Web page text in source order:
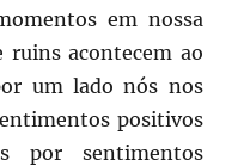
em nossa
ruins acontecem ao
um lado nós nos
positivos
por sentimentos